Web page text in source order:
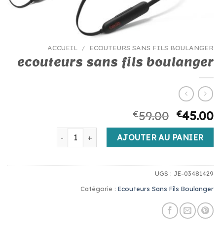
ACCUEIL / ECOUTEURS SANS FILS BOULANGER
ecouteurs sans fils boulanger
€59.00 €45.00
quantité de ecouteurs sans fils boulanger
AJOUTER AU PANIER
UGS : JE-03481429
Catégorie : Ecouteurs Sans Fils Boulanger